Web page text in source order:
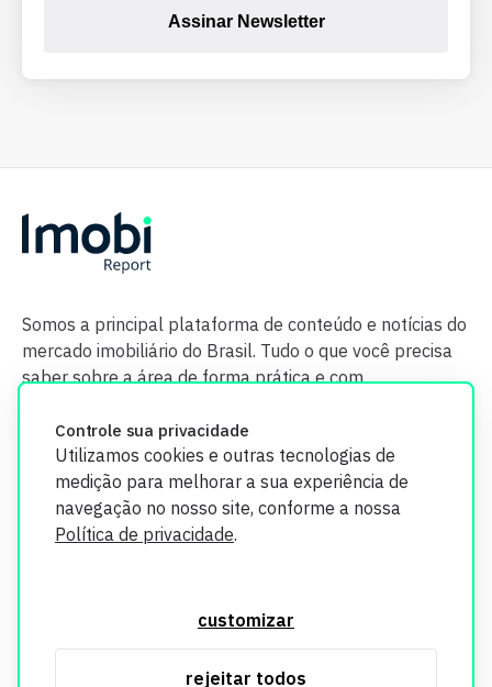
Controle sua privacidade
Utilizamos cookies e outras tecnologias de
medição para melhorar a sua experiência de
navegação no nosso site, conforme a nossa
Política de privacidade.
customizar
rejeitar todos
Assinar Newsletter
Somos a principal plataforma de conteúdo e notícias do
mercado imobiliário do Brasil. Tudo o que você precisa
saber sobre a área de forma prática e com
segurança. Todos os dados coletados em nosso site são
utilizados exclusivamente para fins de aprimoramento de
informações, consulte nossa Política de Privacidade.